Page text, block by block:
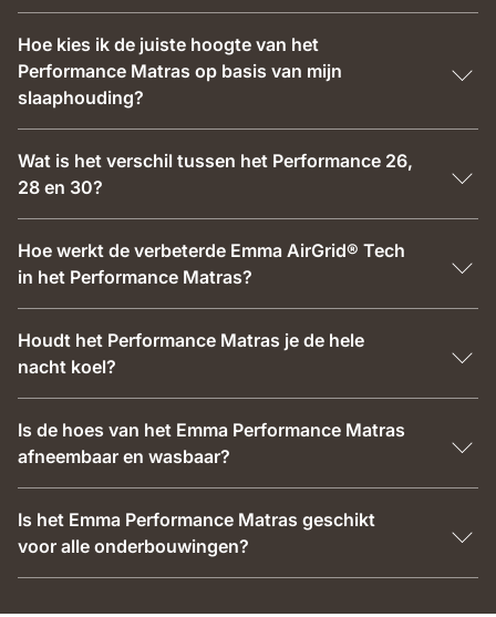
Hoe kies ik de juiste hoogte van het
Performance Matras op basis van mijn
slaaphouding?
Wat is het verschil tussen het Performance 26,
28 en 30?
Hoe werkt de verbeterde Emma AirGrid® Tech
in het Performance Matras?
Houdt het Performance Matras je de hele
nacht koel?
Is de hoes van het Emma Performance Matras
afneembaar en wasbaar?
Is het Emma Performance Matras geschikt
voor alle onderbouwingen?